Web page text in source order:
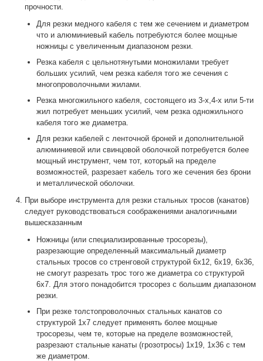
прочности.
Для резки медного кабеля с тем же сечением и диаметром
что и алюминиевый кабель потребуются более мощные
ножницы с увеличенным диапазоном резки.
Резка кабеля с цельнотянутыми моножилами требует
больших усилий, чем резка кабеля того же сечения с
многопроволочными жилами.
Резка многожильного кабеля, состоящего из 3-х,4-х или 5-ти
жил потребует меньших усилий, чем резка одножильного
кабеля того же диаметра.
Для резки кабелей с ленточной броней и дополнительной
алюминиевой или свинцовой оболочкой потребуется более
мощный инструмент, чем тот, который на пределе
возможностей, разрезает кабель того же сечения без брони
и металлической оболочки.
При выборе инструмента для резки стальных тросов (канатов)
следует руководствоваться соображениями аналогичными
вышесказанным
Ножницы (или специализированные тросорезы),
разрезающие определенный максимальный диаметр
стальных тросов со стренговой структурой 6х12, 6х19, 6х36,
не смогут разрезать трос того же диаметра со структурой
6х7. Для этого понадобится тросорез с большим диапазоном
резки.
При резке толстопроволочных стальных канатов со
структурой 1х7 следует применять более мощные
тросорезы, чем те, которые на пределе возможностей,
разрезают стальные канаты (грозотросы) 1х19, 1х36 с тем
же диаметром.